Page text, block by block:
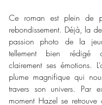
Ce roman est plein de
rebondissement. Déjà, la
passion photo de la
tellement bien rédigé
clairement ses émotions.
plume magnifique qui
travers son univers. Par
moment Hazel se